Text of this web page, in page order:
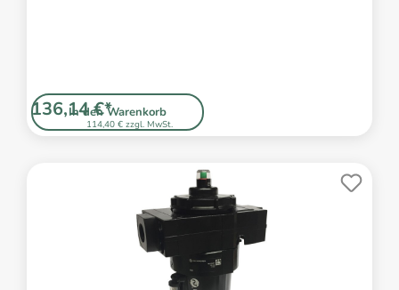
In den Warenkorb
114,40 € zzgl. MwSt.
136,14 €*